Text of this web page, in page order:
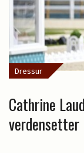
Dressur
Cathrine
verdensetter